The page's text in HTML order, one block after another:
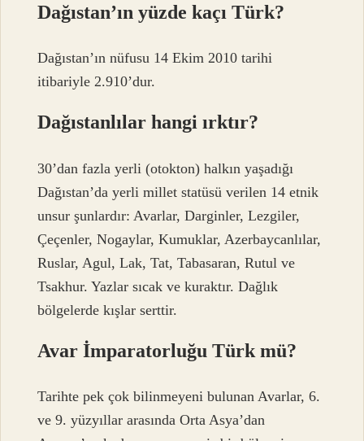
Dağıstan’ın yüzde kaçı Türk?
Dağıstan’ın nüfusu 14 Ekim 2010 tarihi
itibariyle 2.910’dur.
Dağıstanlılar hangi ırktır?
30’dan fazla yerli (otokton) halkın yaşadığı
Dağıstan’da yerli millet statüsü verilen 14 etnik
unsur şunlardır: Avarlar, Darginler, Lezgiler,
Çeçenler, Nogaylar, Kumuklar, Azerbaycanlılar,
Ruslar, Agul, Lak, Tat, Tabasaran, Rutul ve
Tsakhur. Yazlar sıcak ve kuraktır. Dağlık
bölgelerde kışlar serttir.
Avar İmparatorluğu Türk mü?
Tarihte pek çok bilinmeyeni bulunan Avarlar, 6.
ve 9. yüzyıllar arasında Orta Asya’dan